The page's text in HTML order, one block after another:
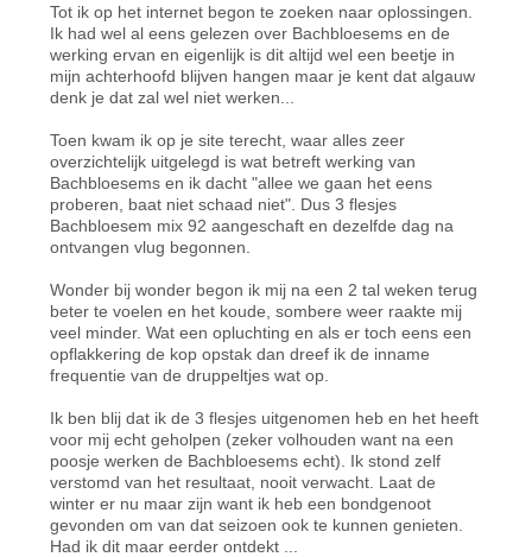
Tot ik op het internet begon te zoeken naar oplossingen.
Ik had wel al eens gelezen over Bachbloesems en de
werking ervan en eigenlijk is dit altijd wel een beetje in
mijn achterhoofd blijven hangen maar je kent dat algauw
denk je dat zal wel niet werken...
Toen kwam ik op je site terecht, waar alles zeer
overzichtelijk uitgelegd is wat betreft werking van
Bachbloesems en ik dacht "allee we gaan het eens
proberen, baat niet schaad niet". Dus 3 flesjes
Bachbloesem mix 92 aangeschaft en dezelfde dag na
ontvangen vlug begonnen.
Wonder bij wonder begon ik mij na een 2 tal weken terug
beter te voelen en het koude, sombere weer raakte mij
veel minder. Wat een opluchting en als er toch eens een
opflakkering de kop opstak dan dreef ik de inname
frequentie van de druppeltjes wat op.
Ik ben blij dat ik de 3 flesjes uitgenomen heb en het heeft
voor mij echt geholpen (zeker volhouden want na een
poosje werken de Bachbloesems echt). Ik stond zelf
verstomd van het resultaat, nooit verwacht. Laat de
winter er nu maar zijn want ik heb een bondgenoot
gevonden om van dat seizoen ook te kunnen genieten.
Had ik dit maar eerder ontdekt ...